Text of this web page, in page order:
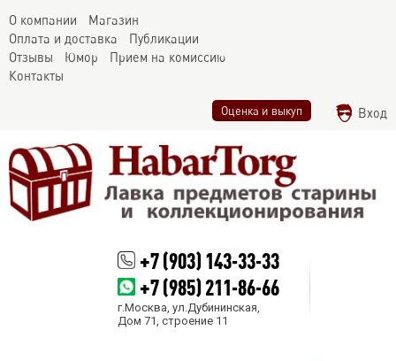
О компании
Магазин
Оплата и доставка
Публикации
Отзывы
Юмор
Прием на комиссию
Контакты
Оценка и выкуп Вход
+7 (903) 143-33-33
+7 (985) 211-86-66
г.Москва, ул.Дубининская,
Дом 71, строение 11